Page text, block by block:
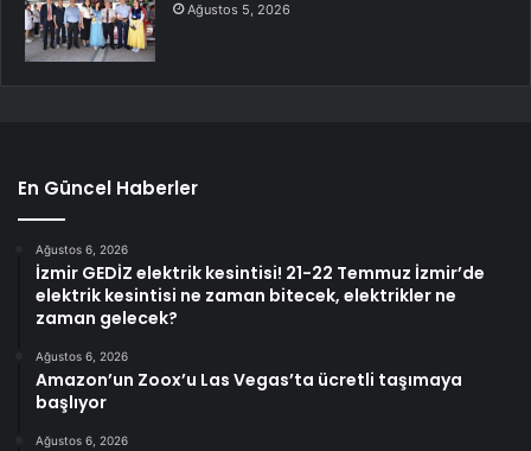
Ağustos 5, 2026
En Güncel Haberler
Ağustos 6, 2026
İzmir GEDİZ elektrik kesintisi! 21-22 Temmuz İzmir’de
elektrik kesintisi ne zaman bitecek, elektrikler ne
zaman gelecek?
Ağustos 6, 2026
Amazon’un Zoox’u Las Vegas’ta ücretli taşımaya
başlıyor
Ağustos 6, 2026